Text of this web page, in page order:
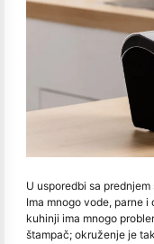
U usporedbi sa
Ima mnogo vode, parne
kuhinji ima mnogo
štampač; okruženje je